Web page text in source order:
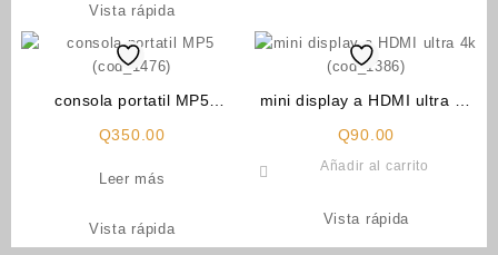
Vista rápida
consola portatil MP5
Q350.00
Leer más
Vista rápida
mini display a HDMI ultra 4k
Q90.00
Añadir al carrito
Vista rápida